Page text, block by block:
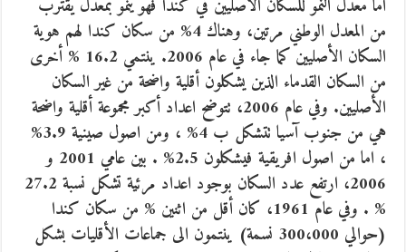
اما معدل النمو للسكان الأصليين في كندا فهو ينمو بمعدل يقترب
من المعدل الوطني مرتين، وهناك 4% من سكان كندا لهم هوية
السكان الأصليين كما جاء في عام 2006. ينتمي 16.2 % أخرى
من السكان القدماء الذين يشكلون أقلية واضحة من غير السكان
الأصليين. وفي عام 2006، تتوضح اعداد أكبر مجموعة أقلية واضحة
هي من جنوب آسيا تتشكل ب 4% ، ومن اصول صينية 3.9%
، اما من اصول افريقية فيشكلون 2.5% . بين عامي 2001 و
2006، ارتفع عدد السكان بوجود اعداد مرئية تشكل نسبة 27.2
% . وفي عام 1961، كان أقل من اثنين % من سكان كندا
(حوالي 300،000 نسمة) ينتمون الى جماعات الأقليات بشكل